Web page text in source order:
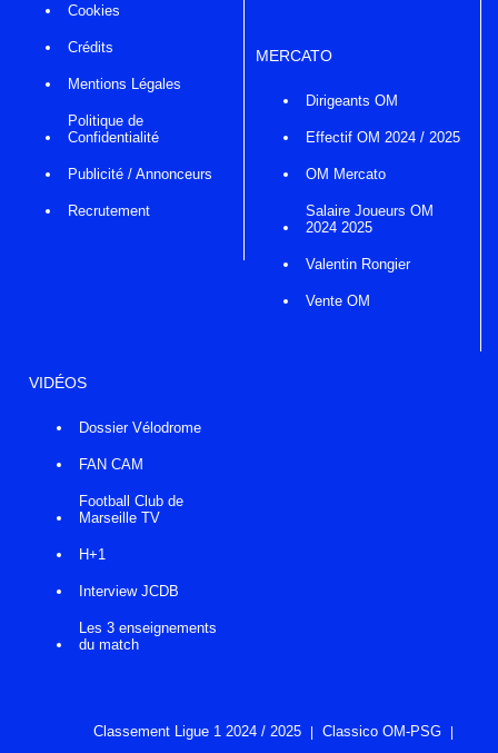
Cookies
Crédits
Mentions Légales
Politique de
Confidentialité
Publicité / Annonceurs
Recrutement
MERCATO
Dirigeants OM
Effectif OM 2024 / 2025
OM Mercato
Salaire Joueurs OM
2024 2025
Valentin Rongier
Vente OM
VIDÉOS
Dossier Vélodrome
FAN CAM
Football Club de
Marseille TV
H+1
Interview JCDB
Les 3 enseignements
du match
Classement Ligue 1 2024 / 2025
Classico OM-PSG